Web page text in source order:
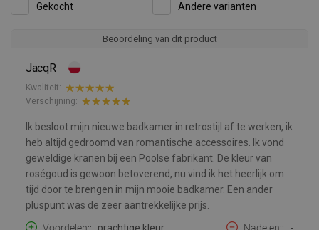
Gekocht Andere varianten
Beoordeling van dit product
JacqR
Kwaliteit:
Verschijning:
Ik besloot mijn nieuwe badkamer in retrostijl af te werken, ik
heb altijd gedroomd van romantische accessoires. Ik vond
geweldige kranen bij een Poolse fabrikant. De kleur van
roségoud is gewoon betoverend, nu vind ik het heerlijk om
tijd door te brengen in mijn mooie badkamer. Een ander
pluspunt was de zeer aantrekkelijke prijs.